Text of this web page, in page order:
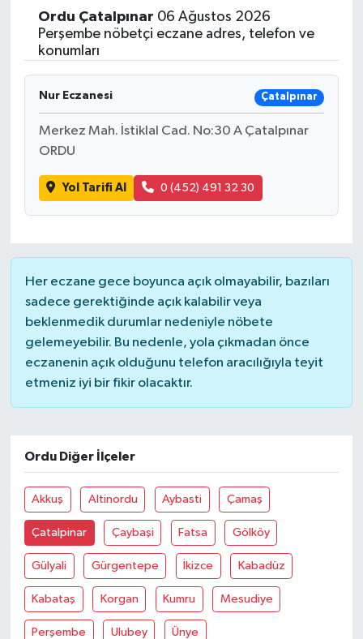
Ordu Çatalpınar 06 Ağustos 2026
Perşembe nöbetçi eczane adres, telefon ve
konumları
Nur Eczanesi Çatalpınar
Merkez Mah. İstiklal Cad. No:30 A Çatalpınar
ORDU
Yol Tarifi Al 0 (452) 491 32 30
Her eczane gece boyunca açık olmayabilir, bazıları
sadece gerektiğinde açık kalabilir veya
beklenmedik durumlar nedeniyle nöbete
gelemeyebilir. Bu nedenle, yola çıkmadan önce
eczanenin açık olduğunu telefon aracılığıyla teyit
etmeniz iyi bir fikir olacaktır.
Ordu Diğer İlçeler
Akkuş Altinordu Aybasti Çamaş
Çatalpinar Çaybaşi Fatsa Gölköy
Gülyali Gürgentepe İkizce Kabadüz
Kabataş Korgan Kumru Mesudiye
Perşembe Ulubey Ünye
Yaşam